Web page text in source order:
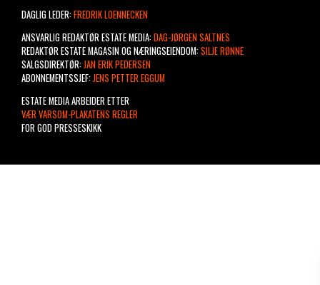
DAGLIG LEDER: FREDRIK LOENNECKEN
ANSVARLIG REDAKTØR ESTATE MEDIA: DAG-JØRGEN SALTNES
REDAKTØR ESTATE MAGASIN OG NÆRINGSEIENDOM: SILJE RØNNE
SALGSDIREKTØR: JAN ERIK PEDERSEN
ABONNEMENTSSJEF: JENS PETTER EGGUM
ESTATE MEDIA ARBEIDER ETTER
VÆR VARSOM-PLAKATENS REGLER
FOR GOD PRESSESKIKK